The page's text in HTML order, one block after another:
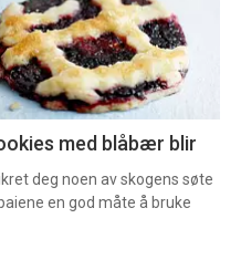
med blåbær blir
deg noen av skogens søte
en god måte å bruke